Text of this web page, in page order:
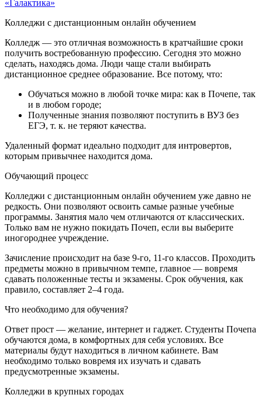
Колледжи с дистанционным онлайн обучением
Колледж — это отличная возможность в кратчайшие сроки
получить востребованную профессию. Сегодня это можно
сделать, находясь дома. Люди чаще стали выбирать
дистанционное среднее образование. Все потому, что:
Обучаться можно в любой точке мира: как в Почепе, так
и в любом городе;
Полученные знания позволяют поступить в ВУЗ без
ЕГЭ, т. к. не теряют качества.
Удаленный формат идеально подходит для интровертов,
которым привычнее находится дома.
Обучающий процесс
Колледжи с дистанционным онлайн обучением уже давно не
редкость. Они позволяют освоить самые разные учебные
программы. Занятия мало чем отличаются от классических.
Только вам не нужно покидать Почеп, если вы выберите
иногороднее учреждение.
Зачисление происходит на базе 9-го, 11-го классов. Проходить
предметы можно в привычном темпе, главное — вовремя
сдавать положенные тесты и экзамены. Срок обучения, как
правило, составляет 2–4 года.
Что необходимо для обучения?
Ответ прост — желание, интернет и гаджет. Студенты Почепа
обучаются дома, в комфортных для себя условиях. Все
материалы будут находиться в личном кабинете. Вам
необходимо только вовремя их изучать и сдавать
предусмотренные экзамены.
Колледжи в крупных городах